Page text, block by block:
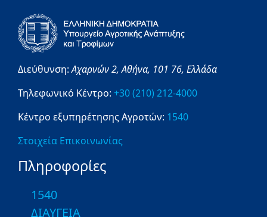
Διεύθυνση:Αχαρνών 2,Αθήνα, 101 76, Ελλάδα
Τηλεφωνικό Κέντρο: +30 (210) 212-4000
Κέντρο εξυπηρέτησης Αγροτών: 1540
Στοιχεία Επικοινωνίας
Πληροφορίες
1540
ΔΙΑΥΓΕΙΑ